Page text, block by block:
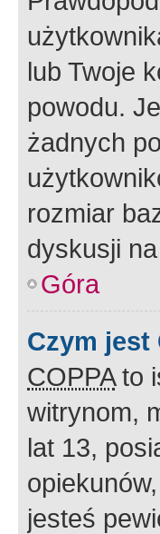
lub Twoje
powodu.
żadnych
rozmiar
dyskusji
Góra
Czym jest
COPPAto
witrynom,
lat 13,
jesteś